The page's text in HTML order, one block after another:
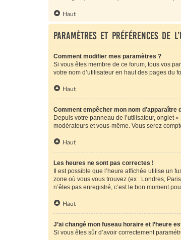
Haut
Paramètres et préférences de
Comment modifier mes paramètres ?
Si vous êtes membre de ce forum, tous vos
votre nom d’utilisateur en haut des pages du
Haut
Comment empêcher mon nom
Depuis votre panneau de l’utilisateur, onglet
modérateurs et vous-même. Vous serez
Haut
Les heures ne sont pas correctes !
Il est possible que l’heure affichée utilise un
zone où vous vous trouvez (ex : Londres,
n’êtes pas enregistré, c’est le bon moment
Haut
J’ai changé mon fuseau horaire et l’heure
Si vous êtes sûr d’avoir correctement